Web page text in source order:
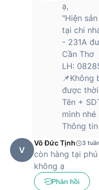
ạ,
"Hiện
tại chi
- 231A
Cần Thơ
LH:
📌Không
được
Tên +
mình nhé
Thông
V
Võ Đức Tịnh 3
còn hàng tại
không ạ
Phản hồi